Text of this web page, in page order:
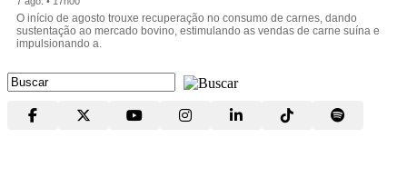
O início de agosto trouxe recuperação no consumo de carnes, dando
sustentação ao mercado bovino, estimulando as vendas de carne suína e
impulsionando a.